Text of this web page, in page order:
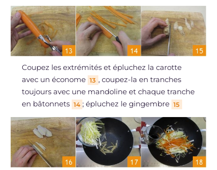
Coupez les extrémités et épluchez la carotte
avec un économe 13 , coupez-la en tranches
toujours avec une mandoline et chaque tranche
en bâtonnets 14 ; épluchez le gingembre 15